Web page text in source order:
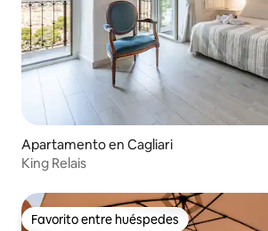
Apartamento en Cagliari
King Relais
Favorito entre huéspedes
Favorito entre huéspedes